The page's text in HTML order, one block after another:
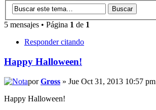
5 mensajes • Página 1 de 1
Responder citando
Happy Halloween!
porGross » Jue Oct 31, 2013 10:57 pm
Happy Halloween!